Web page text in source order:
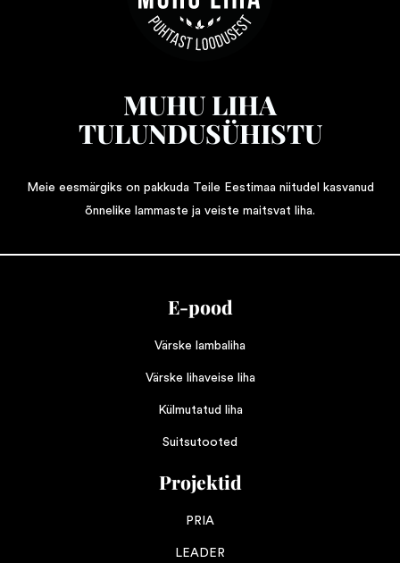
MUHU LIHA
TULUNDUSÜHISTU
Meie eesmärgiks on pakkuda Teile Eestimaa niitudel kasvanud
õnnelike lammaste ja veiste maitsvat liha.
E-pood
Värske lambaliha
Värske lihaveise liha
Külmutatud liha
Suitsutooted
Projektid
PRIA
LEADER